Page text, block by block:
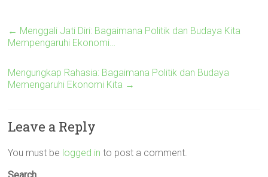
← Menggali Jati Diri: Bagaimana Politik dan Budaya Kita
Mempengaruhi Ekonomi…
Mengungkap Rahasia: Bagaimana Politik dan Budaya
Memengaruhi Ekonomi Kita →
Leave a Reply
You must be logged in to post a comment.